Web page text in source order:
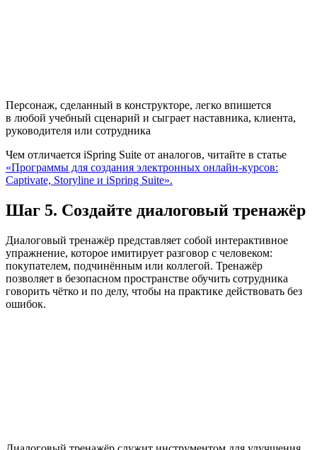
Персонаж, сделанный в конструкторе, легко впишется
в любой учебный сценарий и сыграет наставника, клиента,
руководителя или сотрудника
Чем отличается iSpring Suite от аналогов, читайте в статье
«Программы для создания электронных онлайн-курсов:
Captivate, Storyline и iSpring Suite».
Шаг 5. Создайте диалоговый тренажёр
Диалоговый тренажёр представляет собой интерактивное
упражнение, которое имитирует разговор с человеком:
покупателем, подчинённым или коллегой. Тренажёр
позволяет в безопасном пространстве обучить сотрудника
говорить чётко и по делу, чтобы на практике действовать без
ошибок.